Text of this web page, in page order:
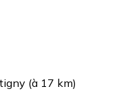
(à 17 km)